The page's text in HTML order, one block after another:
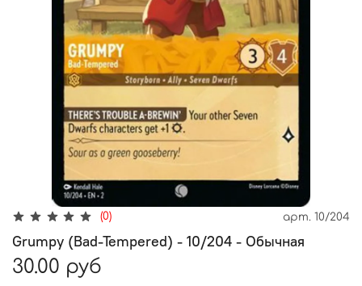
(0) арт. 10/204
Grumpy (Bad-Tempered) - 10/204 - Обычная
30.00 руб